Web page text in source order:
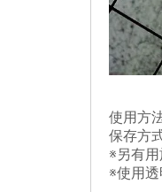
使用方
保存方
※另有
※使用